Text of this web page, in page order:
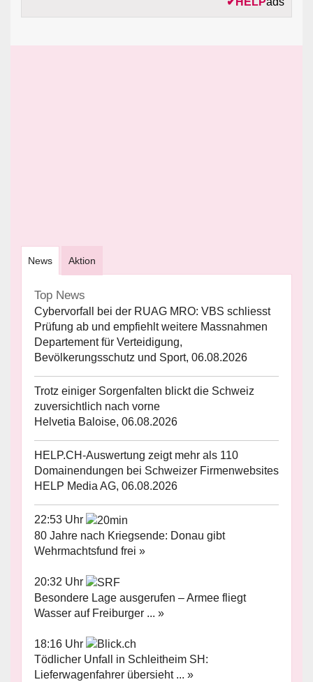
News Aktion
Top News
Cybervorfall bei der RUAG MRO: VBS schliesst
Prüfung ab und empfiehlt weitere Massnahmen
Departement für Verteidigung,
Bevölkerungsschutz und Sport, 06.08.2026
Trotz einiger Sorgenfalten blickt die Schweiz
zuversichtlich nach vorne
Helvetia Baloise, 06.08.2026
HELP.CH-Auswertung zeigt mehr als 110
Domainendungen bei Schweizer Firmenwebsites
HELP Media AG, 06.08.2026
22:53 Uhr
80 Jahre nach Kriegsende: Donau gibt
Wehrmachtsfund frei »
20:32 Uhr
Besondere Lage ausgerufen – Armee fliegt
Wasser auf Freiburger ... »
18:16 Uhr
Tödlicher Unfall in Schleitheim SH:
Lieferwagenfahrer übersieht ... »